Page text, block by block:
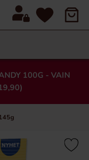
100G - VAIN
×